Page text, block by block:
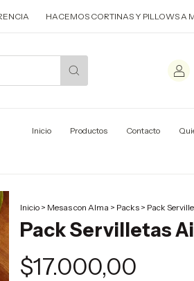
HACEMOS CORTINAS Y PILLOWS A MEDIDA
Inicio Productos Contacto
Inicio > Mesas con Alma > Packs > Pack
Pack Servilletas
$17.000,00